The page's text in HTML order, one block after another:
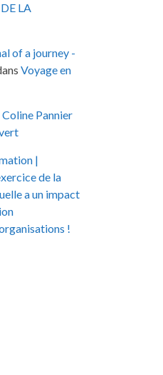
LA
of a journey -
Voyage en
Pannier
|
de la
a un impact
!